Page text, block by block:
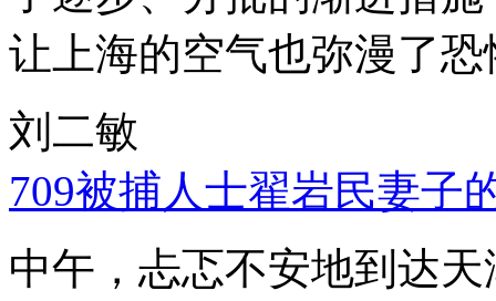
让上海的空气也弥漫了
刘二敏
709被捕人士翟岩民妻子
中午，忐忑不安地到达